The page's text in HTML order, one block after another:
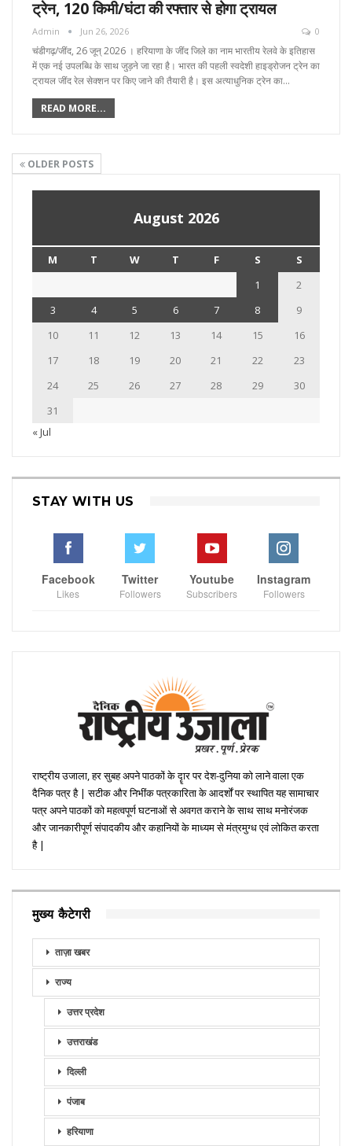
ट्रेन, 120 किमी/घंटा की रफ्तार से होगा ट्रायल
Admin Jun 26, 2026 0
चंडीगढ़/जींद, 26 जून्‌ 2026 । हरियाणा के जींद जिले का नाम भारतीय रेलवे के इतिहास
में एक नई उपलब्धि के साथ जुड़ने जा रहा है। भारत की पहली स्वदेशी हाइड्रोजन ट्रेन का
ट्रायल जींद रेल सेक्शन पर किए जाने की तैयारी है। इस अत्याधुनिक ट्रेन का…
READ MORE...
OLDER POSTS
August 2026
M T W T F S
S
1
2
3
4 5 6 7 8
9
10
11 12 13 14 15
16
17
18 19 20 21 22
23
24
25 26 27 28 29
30
31
« Jul
STAY WITH US
Facebook
Likes
Twitter
Followers
Youtube
Subscribers
Instagram
Followers
राष्ट्रीय उजाला, हर सुबह अपने पाठकों के दॄार पर देश-दुनिया को लाने वाला एक
दैनिक पत्र है | सटीक और निभींक पत्रकारिता के आदर्शों पर स्थापित यह सामाचार
पत्र अपने पाठकों को महत्वपूर्ण घटनाओं से अवगत कराने के साथ साथ मनोरंजक
और जानकारीपूर्ण संपादकीय और कहानियों के माध्यम से मंत्रमुग्ध एवं लोकित करता
है |
मुख्य कैटेगरी
ताज़ा खबर
राज्य
उत्तर प्रदेश
उत्तराखंड
दिल्ली
पंजाब
हरियाणा